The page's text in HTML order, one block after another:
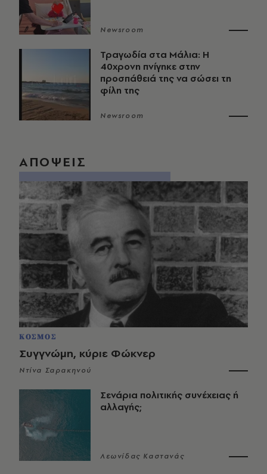
Newsroom
Τραγωδία στα Μάλια: Η
40χρονη πνίγηκε στην
προσπάθειά της να σώσει τη
φίλη της
Newsroom
ΑΠΟΨΕΙΣ
ΚΟΣΜΟΣ
Συγγνώμη, κύριε Φώκνερ
Ντίνα Σαρακηνού
Σενάρια πολιτικής συνέχειας ή
αλλαγής;
Λεωνίδας Καστανάς